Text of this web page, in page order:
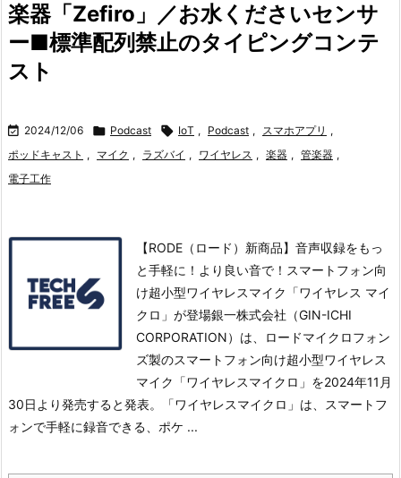
楽器「Zefiro」／お水くださいセンサ
ー■標準配列禁止のタイピングコンテ
スト
 2024/12/06  Podcast  IoT , Podcast , スマホアプリ ,
ポッドキャスト , マイク , ラズバイ , ワイヤレス , 楽器 , 管楽器 ,
電子工作
【RODE（ロード）新商品】音声収録をもっ
と手軽に！より良い音で！スマートフォン向
け超小型ワイヤレスマイク「ワイヤレス マイ
クロ」が登場銀一株式会社（GIN-ICHI
CORPORATION）は、ロードマイクロフォン
ズ製のスマートフォン向け超小型ワイヤレス
マイク「ワイヤレスマイクロ」を2024年11月
30日より発売すると発表。
「ワイヤレスマイクロ」は、スマートフ
ォンで手軽に録音できる、ポケ ...